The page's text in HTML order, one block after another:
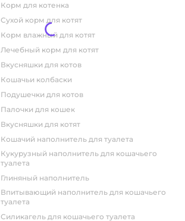
корм для котенка
сухой корм для котят
корм влажный для котят
лечебный корм для котят
вкусняшки для котов
кошачьи колбаски
подушечки для котов
палочки для кошек
вкусняшки для котят
кошачий наполнитель для туалета
кукурузный наполнитель для кошачьего
туалета
глиняный наполнитель
впитывающий наполнитель для кошачьего
туалета
силикагель для кошачьего туалета